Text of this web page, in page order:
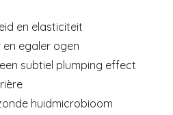
en elasticiteit
egaler ogen
subtiel plumping effect
huidmicrobioom